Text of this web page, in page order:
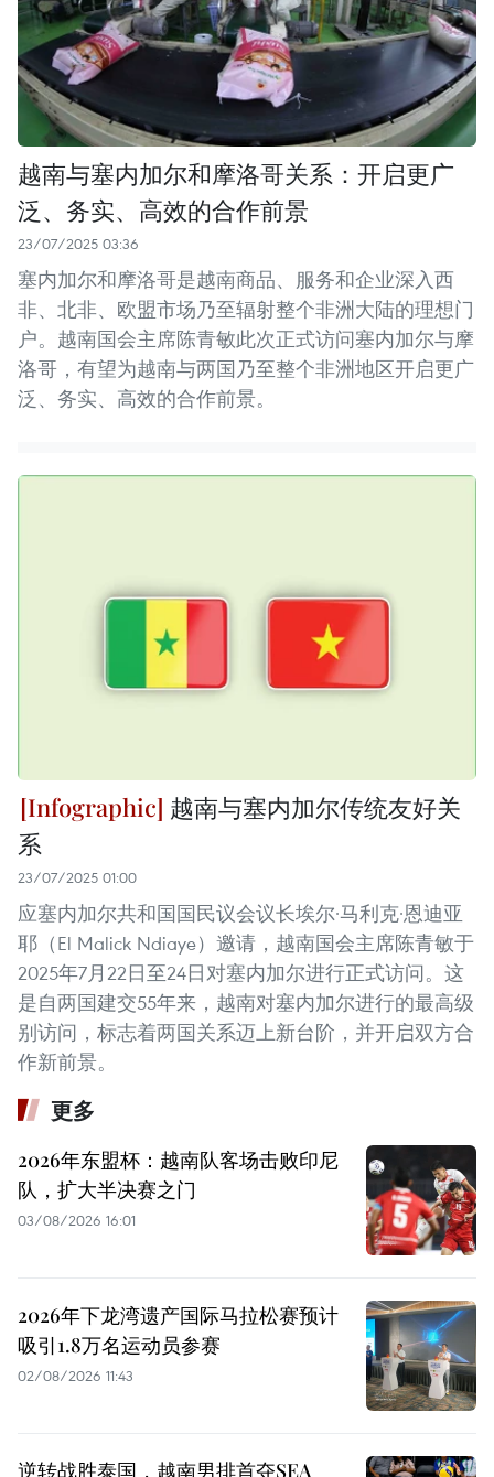
越南与塞内加尔和摩洛哥关系：开启更广
泛、务实、高效的合作前景
23/07/2025 03:36
塞内加尔和摩洛哥是越南商品、服务和企业深入西
非、北非、欧盟市场乃至辐射整个非洲大陆的理想门
户。越南国会主席陈青敏此次正式访问塞内加尔与摩
洛哥，有望为越南与两国乃至整个非洲地区开启更广
泛、务实、高效的合作前景。
越南与塞内加尔传统友好关
系
23/07/2025 01:00
应塞内加尔共和国国民议会议长埃尔·马利克·恩迪亚
耶（El Malick Ndiaye）邀请，越南国会主席陈青敏于
2025年7月22日至24日对塞内加尔进行正式访问。这
是自两国建交55年来，越南对塞内加尔进行的最高级
别访问，标志着两国关系迈上新台阶，并开启双方合
作新前景。
更多
2026年东盟杯：越南队客场击败印尼
队，扩大半决赛之门
03/08/2026 16:01
2026年下龙湾遗产国际马拉松赛预计
吸引1.8万名运动员参赛
02/08/2026 11:43
逆转战胜泰国，越南男排首夺SEA